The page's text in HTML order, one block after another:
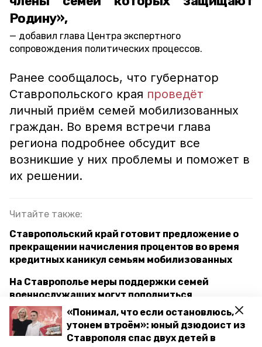
«Понимал, что если остановлюсь,
утонем втроём»: юный дзюдоист из
Ставрополя спас двух детей в
Родину»,
добавил глава Центра экспертного
сопровождения политических процессов.
Ранее сообщалось, что губернатор
Ставропольского края проведёт
личный приём семей мобилизованных
граждан. Во время встречи глава
региона подробнее обсудит все
возникшие у них проблемы и поможет в
их решении.
Читайте также:
Ставропольский край готовит предложение о
прекращении начисления процентов во время
кредитных каникул семьям мобилизованных
На Ставрополье меры поддержки семей
военнослужащих могут пополниться
бесплатными проездными
Новогоднюю мечту юного ставропольца
пообещал исполнить губернатор Владимиров